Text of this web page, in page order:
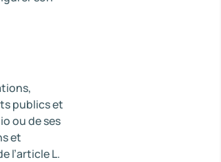
publics et
ou de ses
et
l’article L.